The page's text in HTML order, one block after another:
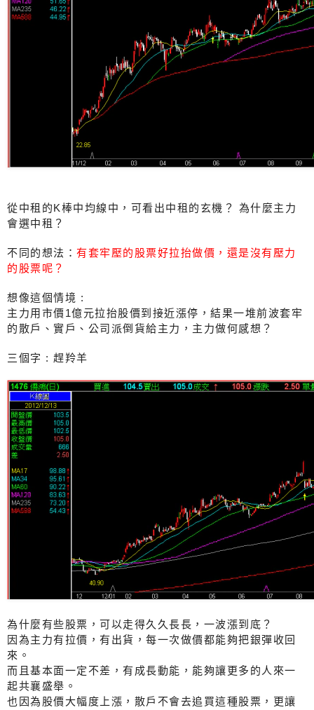
從中租的K棒中均線中，可看出中租的玄機？ 為什麼主力
會選中租？
不同的想法：有套牢壓的股票好拉抬做價，還是沒有壓力
的股票呢？
想像這個情境 :
主力用市價1億元拉抬股價到接近漲停，結果一堆前波套牢
的散戶、實戶、公司派倒貨給主力，主力做何感想？
三個字 : 趕羚羊
為什麼有些股票，可以走得久久長長，一波漲到底？
因為主力有拉價，有出貨，每一次做價都能夠把銀彈收回
來。
而且基本面一定不差，有成長動能，能夠讓更多的人來一
起共襄盛舉。
也因為股價大幅度上漲，散戶不會去追買這種股票，更讓